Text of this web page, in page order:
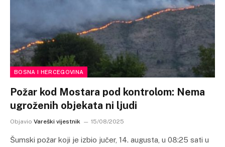
BOSNA I HERCEGOVINA
Požar kod Mostara pod kontrolom: Nema
ugroženih objekata ni ljudi
Objavio Vareški vijestnik 15/08/2025
Šumski požar koji je izbio jučer, 14. augusta, u 08:25 sati u